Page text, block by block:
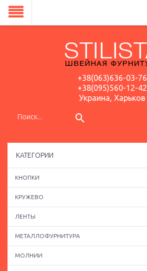
+38(063)636-03-76
+38(095)560-12-42
Украина, Харьков
КАТЕГОРИИ
КНОПКИ
КРУЖЕВО
ЛЕНТЫ
МЕТАЛЛОФУРНИТУРА
МОЛНИИ